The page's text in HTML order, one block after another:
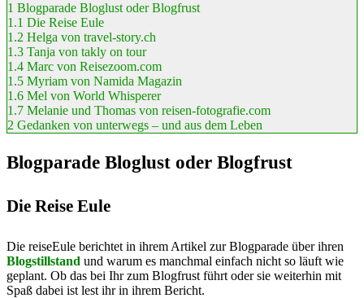
1 Blogparade Bloglust oder Blogfrust
1.1 Die Reise Eule
1.2 Helga von travel-story.ch
1.3 Tanja von takly on tour
1.4 Marc von Reisezoom.com
1.5 Myriam von Namida Magazin
1.6 Mel von World Whisperer
1.7 Melanie und Thomas von reisen-fotografie.com
2 Gedanken von unterwegs – und aus dem Leben
Blogparade Bloglust oder Blogfrust
Die Reise Eule
Die reiseEule berichtet in ihrem Artikel zur Blogparade über ihren
Blogstillstand und warum es manchmal einfach nicht so läuft wie
geplant. Ob das bei Ihr zum Blogfrust führt oder sie weiterhin mit
Spaß dabei ist lest ihr in ihrem Bericht.